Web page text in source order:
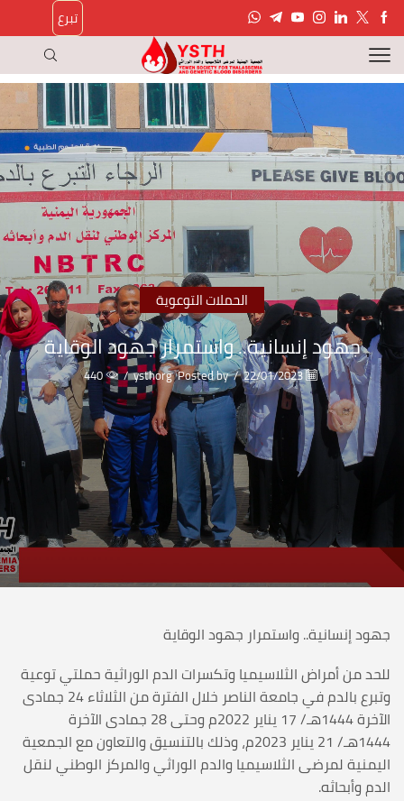
تبرع
الحملات التوعوية
جهود إنسانية.. واستمرار جهود الوقاية
22/01/2023
/
Posted by
ysthorg
/
440
جهود إنسانية.. واستمرار جهود الوقاية
للحد من أمراض الثلاسيميا وتكسرات الدم الوراثية حملتي توعية
وتبرع بالدم في جامعة الناصر خلال الفترة من الثلاثاء 24 جمادى
الآخرة 1444هـ/ 17 يناير 2022م وحتى 28 جمادى الآخرة
1444هـ/ 21 يناير 2023م، وذلك بالتنسيق والتعاون مع الجمعية
اليمنية لمرضى الثلاسيميا والدم الوراثي والمركز الوطني لنقل
الدم وأبحاثه.